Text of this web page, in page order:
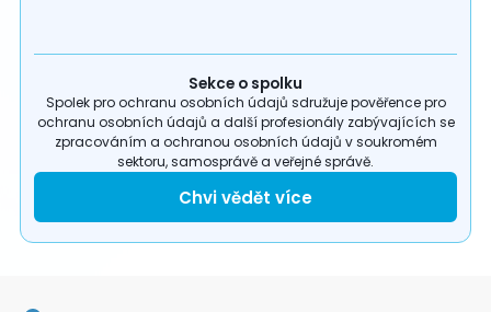
Sekce o spolku
Spolek pro ochranu osobních údajů sdružuje pověřence pro
ochranu osobních údajů a další profesionály zabývajících se
zpracováním a ochranou osobních údajů v soukromém
sektoru, samosprávě a veřejné správě.
Chvi vědět více